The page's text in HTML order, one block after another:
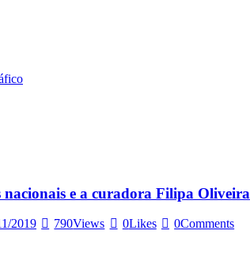
nacionais e a curadora Filipa Oliveira
2019 790Views 0Likes 0Comments